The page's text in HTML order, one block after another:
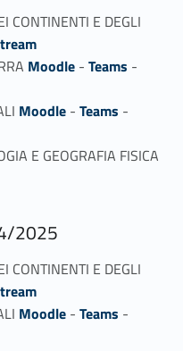
CONTINENTI E DEGLI
Moodle- Teams -
Moodle- Teams -
E GEOGRAFIA FISICA
2025
CONTINENTI E DEGLI
Moodle- Teams -